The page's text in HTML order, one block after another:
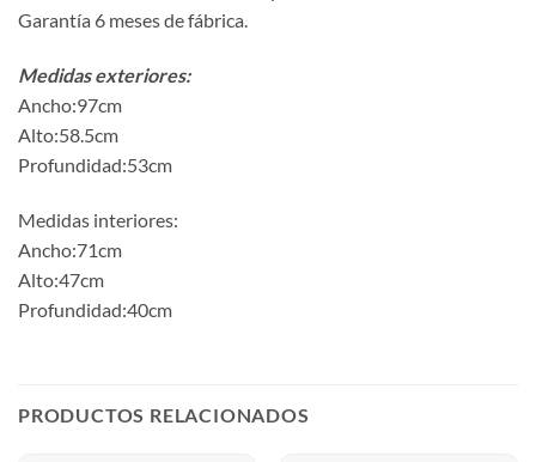
Garantía 6 meses de fábrica.
Medidas exteriores:
Ancho:97cm
Alto:58.5cm
Profundidad:53cm
Medidas interiores:
Ancho:71cm
Alto:47cm
Profundidad:40cm
PRODUCTOS RELACIONADOS